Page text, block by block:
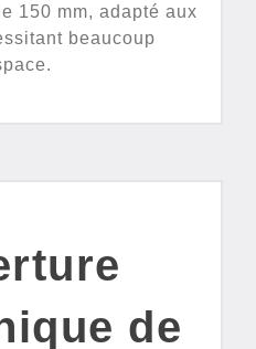
150 mm, adapté aux
beaucoup
de